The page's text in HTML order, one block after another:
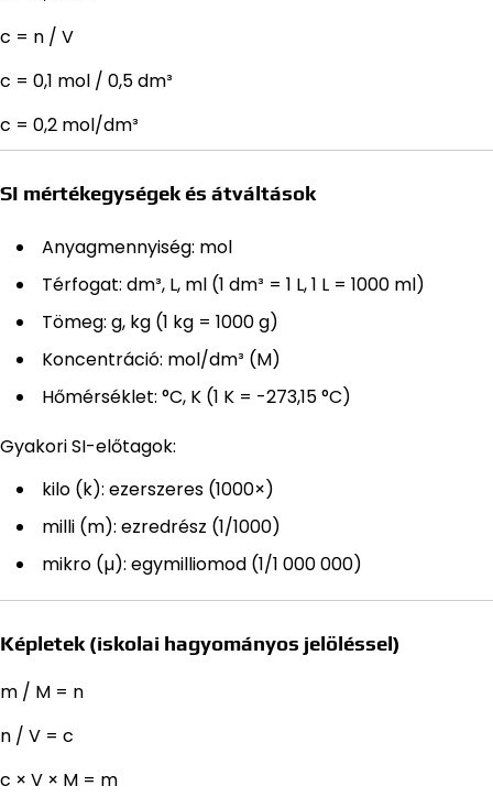
c = n / V
c = 0,1 mol / 0,5 dm³
c = 0,2 mol/dm³
SI mértékegységek és átváltások
Anyagmennyiség: mol
Térfogat: dm³, L, ml (1 dm³ = 1 L, 1 L = 1000 ml)
Tömeg: g, kg (1 kg = 1000 g)
Koncentráció: mol/dm³ (M)
Hőmérséklet: °C, K (1 K = -273,15 °C)
Gyakori SI-előtagok:
kilo (k): ezerszeres (1000×)
milli (m): ezredrész (1/1000)
mikro (µ): egymilliomod (1/1 000 000)
Képletek (iskolai hagyományos jelöléssel)
m / M = n
n / V = c
c × V × M = m